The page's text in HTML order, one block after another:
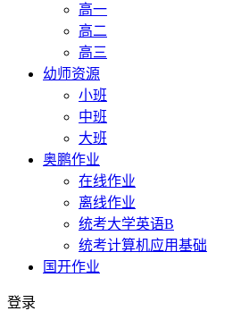
高一
高二
高三
幼师资源
小班
中班
大班
奥鹏作业
在线作业
离线作业
统考大学英语B
统考计算机应用基础
国开作业
登录